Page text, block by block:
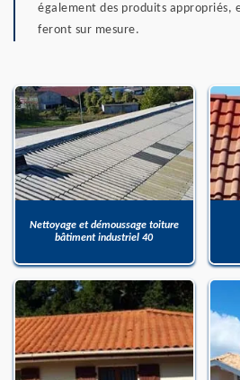
également des produits appropriés,
feront sur mesure.
Nettoyage et démoussage toiture
bâtiment industriel 40